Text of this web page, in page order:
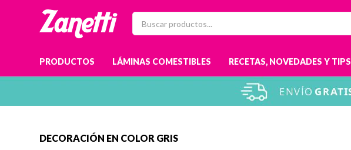
PRODUCTOS LÁMINAS COMESTIBLES RECETAS, NOVEDADES Y TIPS
DECORACIÓN EN COLOR GRIS